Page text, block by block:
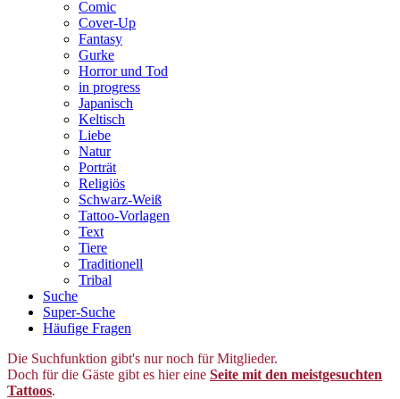
Comic
Cover-Up
Fantasy
Gurke
Horror und Tod
in progress
Japanisch
Keltisch
Liebe
Natur
Porträt
Religiös
Schwarz-Weiß
Tattoo-Vorlagen
Text
Tiere
Traditionell
Tribal
Suche
Super-Suche
Häufige Fragen
Die Suchfunktion gibt's nur noch für Mitglieder.
Doch für die Gäste gibt es hier eine Seite mit den meistgesuchten
Tattoos.